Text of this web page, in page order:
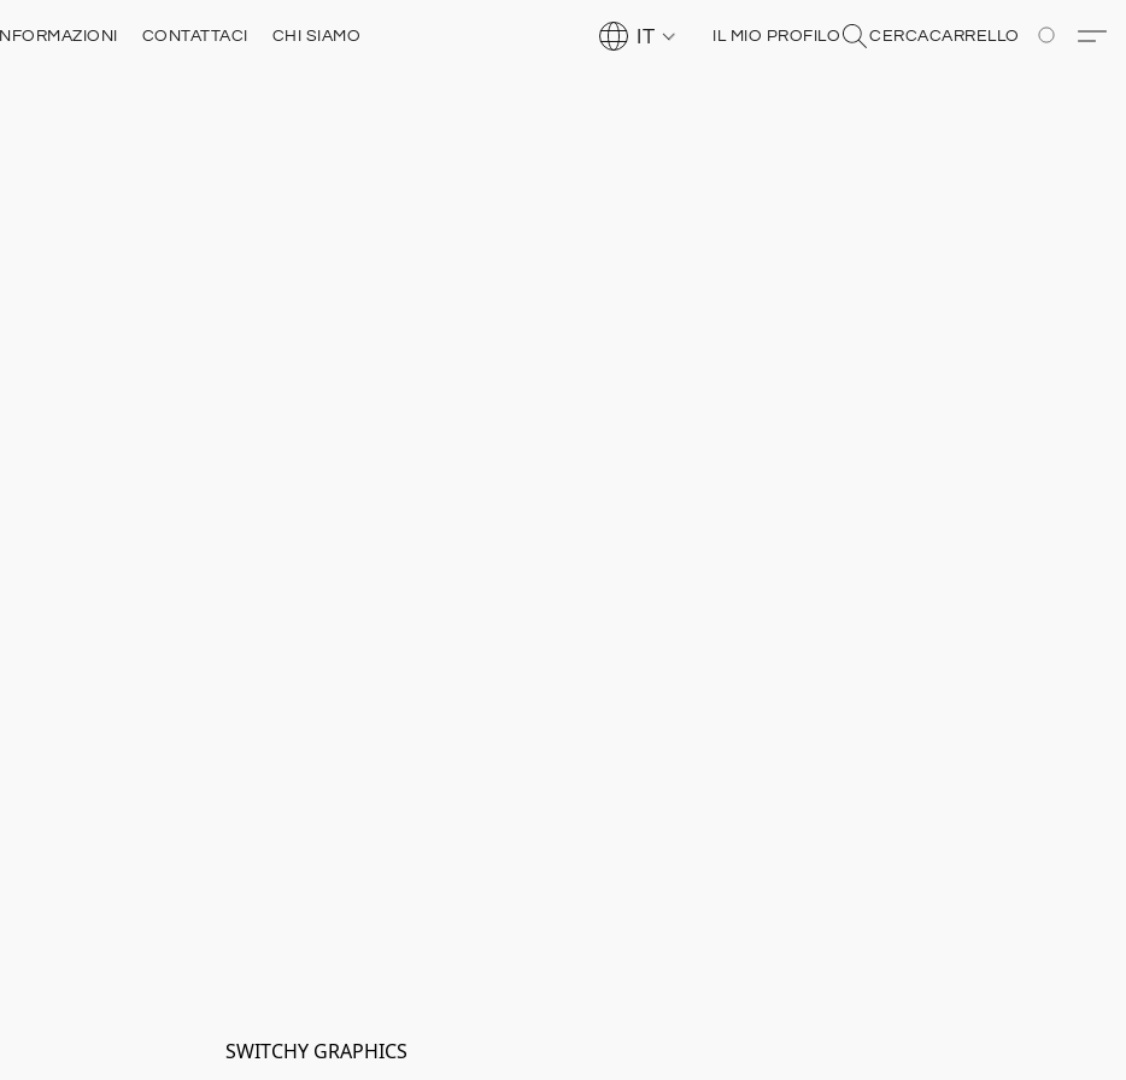
INFORMAZIONI CONTATTACI CHI SIAMO IT IL MIO PROFILO CERCACARRELLO
SWITCHY GRAPHICS